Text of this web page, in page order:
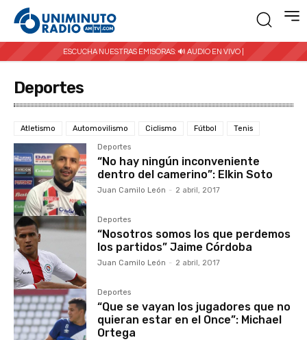
ESCUCHA NUESTRAS EMISORAS: 🔊 AUDIO EN VIVO |
Deportes
Atletismo Automovilismo Ciclismo Fútbol Tenis
Deportes
“No hay ningún inconveniente
dentro del camerino”: Elkin Soto
Juan Camilo León - 2 abril, 2017
Deportes
“Nosotros somos los que perdemos
los partidos” Jaime Córdoba
Juan Camilo León - 2 abril, 2017
Deportes
“Que se vayan los jugadores que no
quieran estar en el Once”: Michael
Ortega